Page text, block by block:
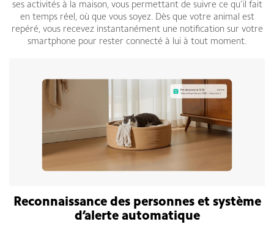
ses activités à la maison, vous permettant de suivre ce qu’il fait
en temps réel, où que vous soyez. Dès que votre animal est
repéré, vous recevez instantanément une notification sur votre
smartphone pour rester connecté à lui à tout moment.
Reconnaissance des personnes et système
d’alerte automatique